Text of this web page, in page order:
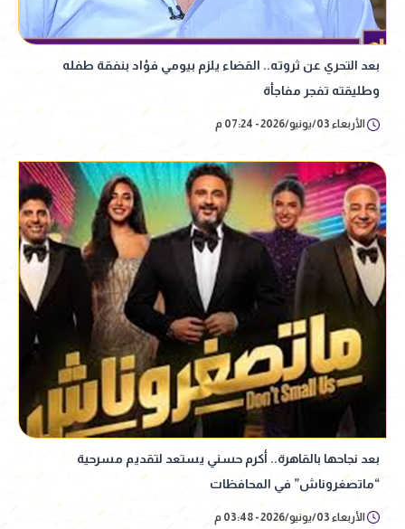
بعد التحري عن ثروته.. القضاء يلزم بيومي فؤاد بنفقة طفله
وطليقته تفجر مفاجأة
الأربعاء 03/يونيو/2026 - 07:24 م
بعد نجاحها بالقاهرة.. أكرم حسني يستعد لتقديم مسرحية
“ماتصغروناش” في المحافظات
الأربعاء 03/يونيو/2026 - 03:48 م